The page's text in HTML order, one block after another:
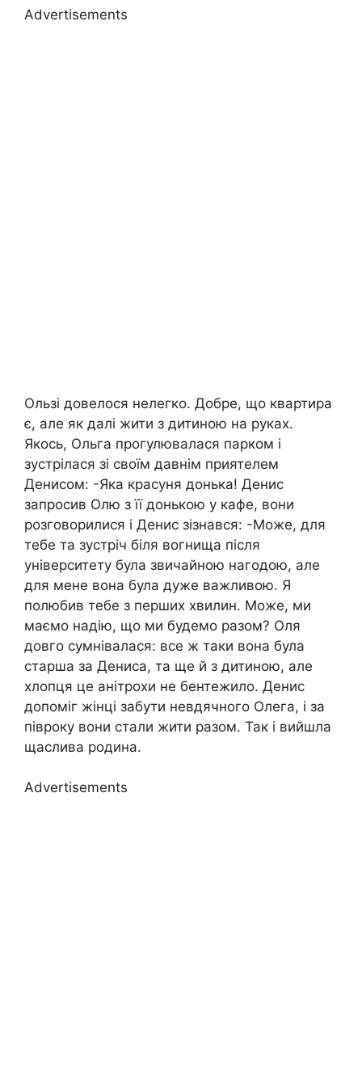
Advertisements
Ользі довелося нелегко. Добре, що квартира
є, але як далі жити з дитиною на руках.
Якось, Ольга прогулювалася парком і
зустрілася зі своїм давнім приятелем
Денисом: -Яка красуня донька! Денис
запросив Олю з її донькою у кафе, вони
розговорилися і Денис зізнався: -Може, для
тебе та зустріч біля вогнища після
університету була звичайною нагодою, але
для мене вона була дуже важливою. Я
полюбив тебе з перших хвилин. Може, ми
маємо надію, що ми будемо разом? Оля
довго сумнівалася: все ж таки вона була
старша за Дениса, та ще й з дитиною, але
хлопця це анітрохи не бентежило. Денис
допоміг жінці забути невдячного Олега, і за
півроку вони стали жити разом. Так і вийшла
щаслива родина.
Advertisements